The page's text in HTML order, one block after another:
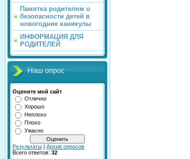
Памятка родителям о
безопасности детей в
новогодние каникулы
ИНФОРМАЦИЯ ДЛЯ
РОДИТЕЛЕЙ
Наш опрос
Оцените мой сайт
Отлично
Хорошо
Неплохо
Плохо
Ужасно
Результаты | Архив опросов
Всего ответов: 32